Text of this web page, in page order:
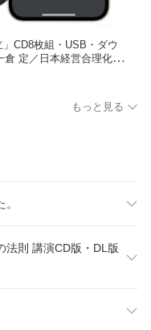
CD8枚組・USB・ダウ
定／日本経営合理化協
もっと見る
法則 講演CD版・DL版